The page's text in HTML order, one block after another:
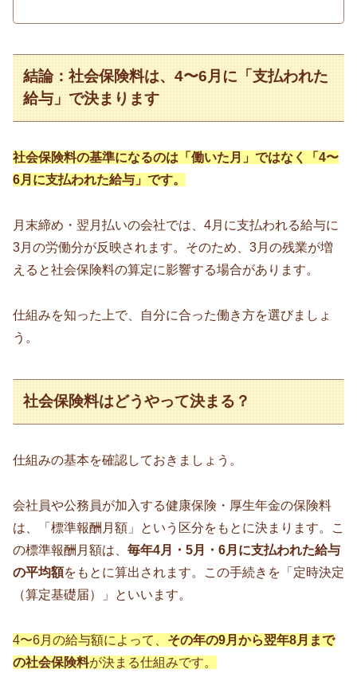
結論：社会保険料は、4〜6月に「支払われた
給与」で決まります
社会保険料の基準になるのは「働いた月」ではなく「4〜
6月に支払われた給与」です。
月末締め・翌月払いの会社では、4月に支払われる給与に
3月の労働分が反映されます。そのため、3月の残業が増
えると社会保険料の算定に影響する場合があります。
仕組みを知った上で、自分に合った働き方を選びましょ
う。
社会保険料はどうやって決まる？
仕組みの基本を確認しておきましょう。
会社員や公務員が加入する健康保険・厚生年金の保険料
は、「標準報酬月額」という区分をもとに決まります。こ
の標準報酬月額は、 毎年4月・5月・6月に支払われた給与
の平均額をもとに算出されます。この手続きを「定時決定
（算定基礎届）」といいます。
4〜6月の給与額によって、 その年の9月から翌年8月まで
の社会保険料が決まる仕組みです。